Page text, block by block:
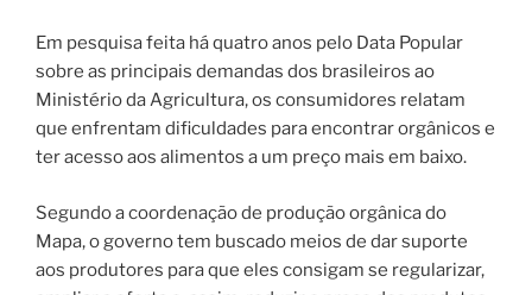
Em pesquisa feita há quatro anos pelo Data Popular
sobre as principais demandas dos brasileiros ao
Ministério da Agricultura, os consumidores relatam
que enfrentam dificuldades para encontrar orgânicos e
ter acesso aos alimentos a um preço mais em baixo.
Segundo a coordenação de produção orgânica do
Mapa, o governo tem buscado meios de dar suporte
aos produtores para que eles consigam se regularizar,